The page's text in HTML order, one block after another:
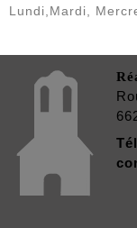
Lundi,Mardi,